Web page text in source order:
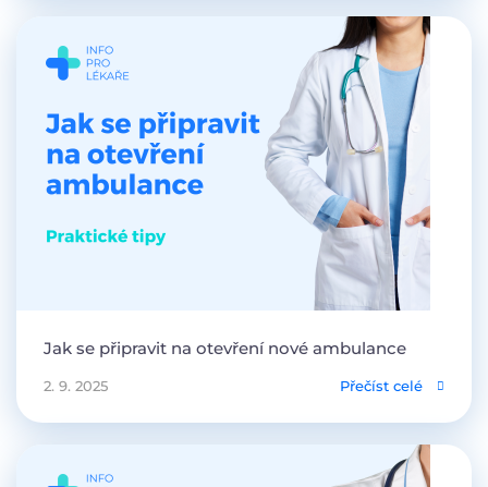
Jak se připravit na otevření nové ambulance
2. 9. 2025 Přečíst celé